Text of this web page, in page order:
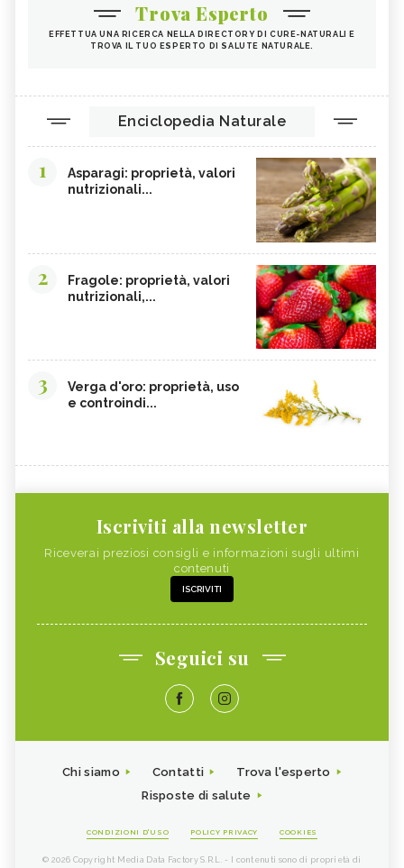
Trova Esperto
EFFETTUA UNA RICERCA NELLA DIRECTORY DI CURE-NATURALI E
TROVA IL TUO ESPERTO DI SALUTE NATURALE.
Enciclopedia Naturale
1
Asparagi: proprietà, valori
nutrizionali...
2
Fragole: proprietà, valori
nutrizionali,...
3
Verga d'oro: proprietà, uso
e controindi...
Iscriviti alla newsletter
Riceverai preziosi consigli e informazioni sugli ultimi
contenuti
ISCRIVITI
Seguici su
Chi siamo Contatti
Trova l'esperto
Risposte di salute
CONDIZIONI D'USO POLICY PRIVACY COOKIES
© 2026 Copyright Media Data Factory S.R.L. - I contenuti sono di proprietà di